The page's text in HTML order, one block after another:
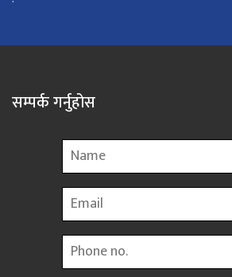
सम्पर्क गर्नुहोस
Name
Email
Phone